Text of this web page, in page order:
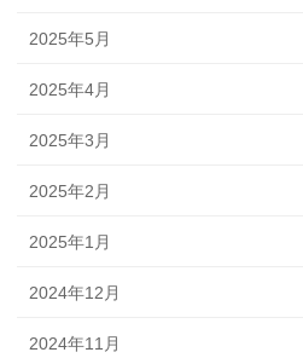
2025年5月
2025年4月
2025年3月
2025年2月
2025年1月
2024年12月
2024年11月